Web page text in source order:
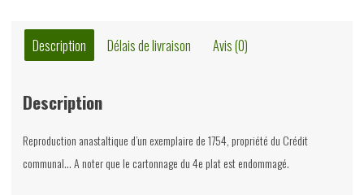
Jean-
Baptiste
Marne,
Culture
Description Délais de livraison Avis (0)
Description
Reproduction anastaltique d’un exemplaire de 1754, propriété du Crédit
communal… A noter que le cartonnage du 4e plat est endommagé.